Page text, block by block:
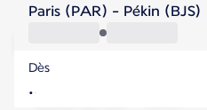
Chine
Beijing
Chine
Paris (PAR) - Pékin (BJS)
Dès